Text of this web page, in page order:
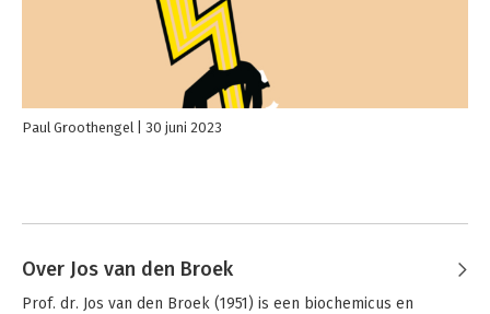
Paul Groothengel 30 juni 2023
Over Jos van den Broek
Prof. dr. Jos van den Broek (1951) is een biochemicus en